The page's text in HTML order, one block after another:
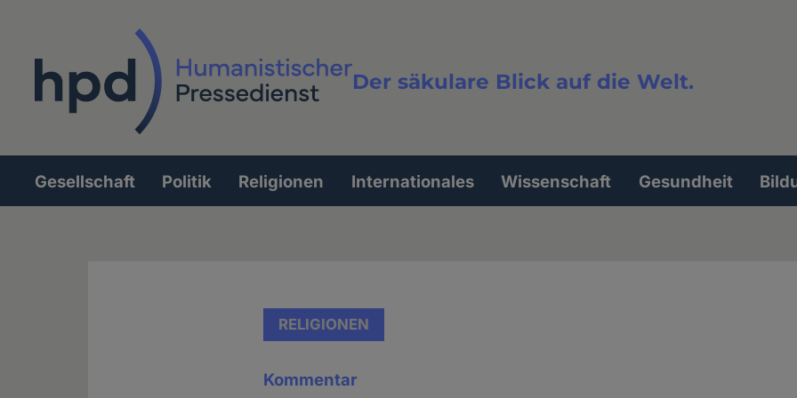
Der säkulare Blick auf die Welt.
Volltextsuche
Hauptnavigation
Gesellschaft Politik Religionen Internationales Wissenschaft Gesundheit
RELIGIONEN
Kommentar